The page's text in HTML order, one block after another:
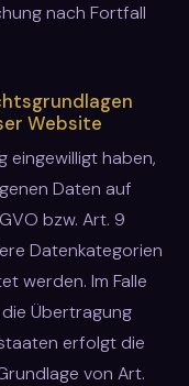
nach Fortfall
Website
eingewilligt haben,
Daten auf
bzw. Art. 9
Datenkategorien
werden. Im Falle
Übertragung
erfolgt die
von Art.